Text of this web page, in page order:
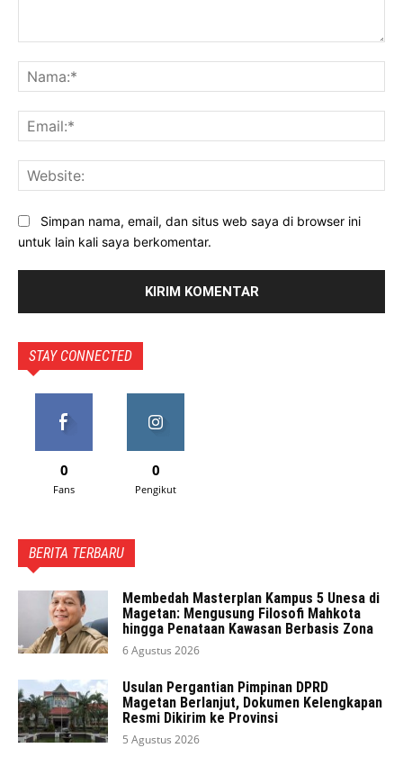
Simpan nama, email, dan situs web saya di browser ini
untuk lain kali saya berkomentar.
STAY CONNECTED
0
Fans
0
Pengikut
BERITA TERBARU
Membedah Masterplan Kampus 5 Unesa di
Magetan: Mengusung Filosofi Mahkota
hingga Penataan Kawasan Berbasis Zona
6 Agustus 2026
Usulan Pergantian Pimpinan DPRD
Magetan Berlanjut, Dokumen Kelengkapan
Resmi Dikirim ke Provinsi
5 Agustus 2026